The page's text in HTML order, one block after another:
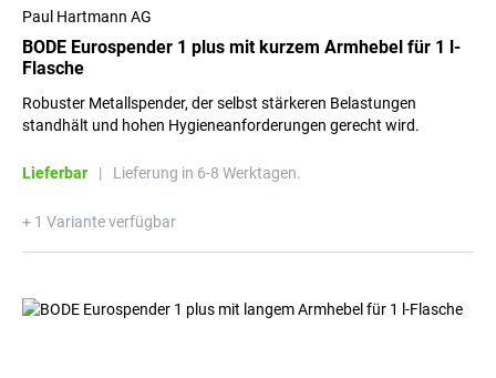
Paul Hartmann AG
BODE Eurospender 1 plus mit kurzem Armhebel für 1 l-
Flasche
Robuster Metallspender, der selbst stärkeren Belastungen
standhält und hohen Hygieneanforderungen gerecht wird.
Lieferbar | Lieferung in 6-8 Werktagen.
+ 1 Variante verfügbar